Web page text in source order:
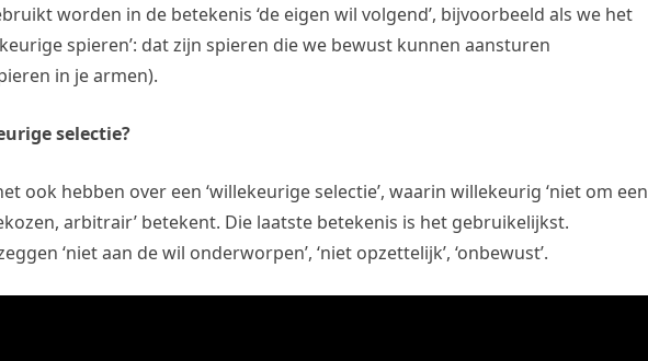
worden in de betekenis ‘de eigen wil volgend’, bijvoorbeeld als we het
spieren’: dat zijn spieren die we bewust kunnen aansturen
in je armen).
selectie?
ook hebben over een ‘willekeurige selectie’, waarin willekeurig ‘niet om een
arbitrair’ betekent. Die laatste betekenis is het gebruikelijkst.
‘niet aan de wil onderworpen’, ‘niet opzettelijk’, ‘onbewust’.